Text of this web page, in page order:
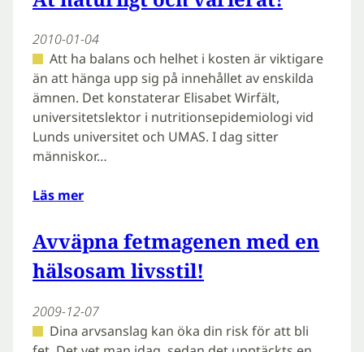
2010-01-04
Att ha balans och helhet i kosten är viktigare
än att hänga upp sig på innehållet av enskilda
ämnen. Det konstaterar Elisabet Wirfält,
universitetslektor i nutritionsepidemiologi vid
Lunds universitet och UMAS. I dag sitter
människor…
Läs mer
Avväpna fetmagenen med en
hälsosam livsstil!
2009-12-07
Dina arvsanslag kan öka din risk för att bli